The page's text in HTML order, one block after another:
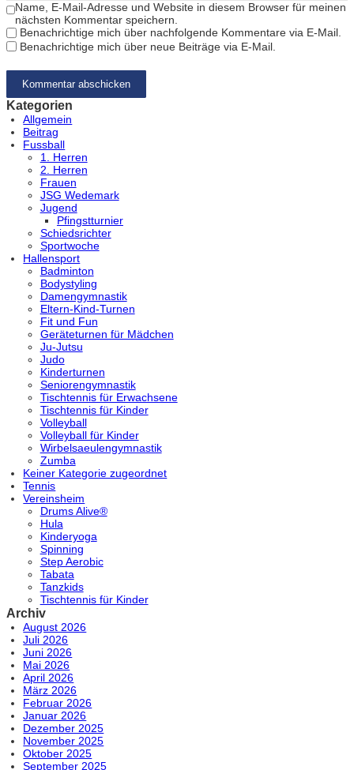
Name, E-Mail-Adresse und Website in diesem Browser für meinen
nächsten Kommentar speichern.
Benachrichtige mich über nachfolgende Kommentare via E-Mail.
Benachrichtige mich über neue Beiträge via E-Mail.
Kategorien
Allgemein
Beitrag
Fussball
1. Herren
2. Herren
Frauen
JSG Wedemark
Jugend
Pfingstturnier
Schiedsrichter
Sportwoche
Hallensport
Badminton
Bodystyling
Damengymnastik
Eltern-Kind-Turnen
Fit und Fun
Geräteturnen für Mädchen
Ju-Jutsu
Judo
Kinderturnen
Seniorengymnastik
Tischtennis für Erwachsene
Tischtennis für Kinder
Volleyball
Volleyball für Kinder
Wirbelsaeulengymnastik
Zumba
Keiner Kategorie zugeordnet
Tennis
Vereinsheim
Drums Alive®
Hula
Kinderyoga
Spinning
Step Aerobic
Tabata
Tanzkids
Tischtennis für Kinder
Archiv
August 2026
Juli 2026
Juni 2026
Mai 2026
April 2026
März 2026
Februar 2026
Januar 2026
Dezember 2025
November 2025
Oktober 2025
September 2025